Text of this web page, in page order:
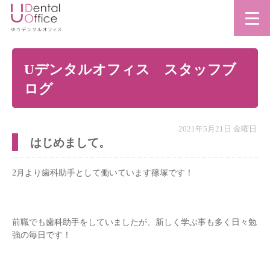
Uデンタルオフィス スタッフブ
ログ
2021年5月21日 金曜日
はじめまして。
2月より歯科助手として働いています篠塚です！
前職でも歯科助手をしていましたが、新しく学ぶ事も多く日々勉
強の毎日です！